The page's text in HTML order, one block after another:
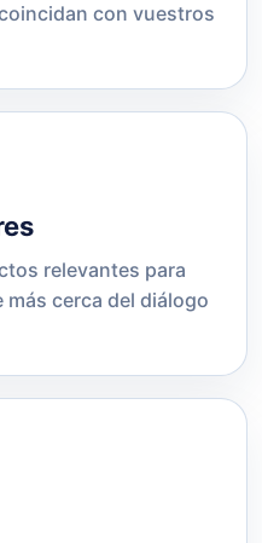
con vuestros
relevantes para
cerca del diálogo